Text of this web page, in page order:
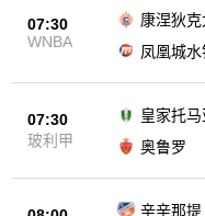
07:30
WNBA
康涅狄克
凤凰城水
07:30
玻利甲
皇家托马
奥鲁罗
辛辛那提